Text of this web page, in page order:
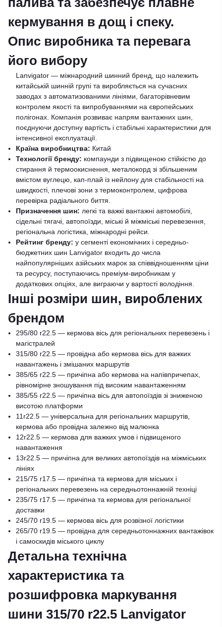
кермування в дощ і спеку.
Опис виробника та перевага
його вибору
Lanvigator — міжнародний шинний бренд, що належить
китайській шинній групі та виробляється на сучасних
заводах з автоматизованими лініями, багаторівневим
контролем якості та випробуваннями на європейських
полігонах. Компанія розвиває напрям вантажних шин,
поєднуючи доступну вартість і стабільні характеристики для
інтенсивної експлуатації.
Країна виробництва: Китай
Технології бренду: компаунди з підвищеною стійкістю до
стирання й термоокиснення, металокорд зі збільшеним
вмістом вуглецю, кап-плай із нейлону для стабільності на
швидкості, плечові зони з термоконтролем, цифрова
перевірка радіального биття.
Призначення шин: легкі та важкі вантажні автомобілі,
сідельні тягачі, автопоїзди, міські й міжміські перевезення,
регіональна логістика, міжнародні рейси.
Рейтинг бренду: у сегменті економічних і середньо-
бюджетних шин Lanvigator входить до числа
найпопулярніших азійських марок за співвідношенням ціни
та ресурсу, поступаючись преміум-виробникам у
додаткових опціях, але виграючи у вартості володіння.
Інші розміри шин, вироблених
брендом
295/80 r22.5 — кермова вісь для регіональних перевезень і
магістралей
315/80 r22.5 — провідна або кермова вісь для важких
навантажень і змішаних маршрутів
385/65 r22.5 — причіпна або кермова на напівпричепах,
рівномірне зношування під високим навантаженням
385/55 r22.5 — причіпна вісь для автопоїздів зі зниженою
висотою платформи
11r22.5 — універсальна для регіональних маршрутів,
кермова або провідна залежно від малюнка
12r22.5 — кермова для важких умов і підвищеного
навантаження
13r22.5 — причіпна для великих автопоїздів на міжміських
лініях
215/75 r17.5 — причіпна та кермова для міських і
регіональних перевезень на середньотоннажній техніці
235/75 r17.5 — причіпна та кермова для регіональної
доставки
245/70 r19.5 — кермова вісь для розвізної логістики
265/70 r19.5 — провідна для середньотоннажних вантажівок
і самоскидів міського циклу
Детальна технічна
характеристика та
розшифровка маркування
шини 315/70 r22.5 Lanvigator